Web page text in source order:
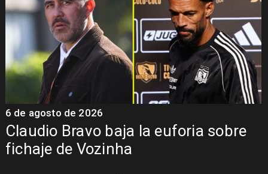
Claudio Bravo baja la euforia sobre
fichaje de Vozinha
6 de agosto de 2026